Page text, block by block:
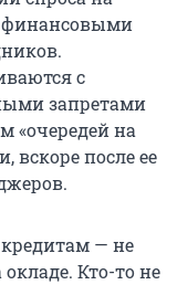
финансовыми
с
запретами
«очередей на
вскоре после ее
— не
Кто-то не